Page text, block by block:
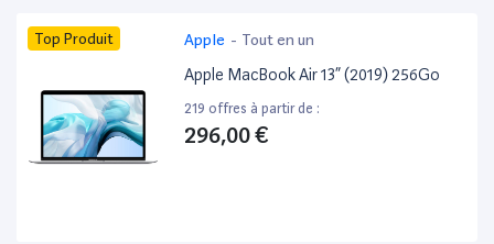
Top Produit Apple - Tout en un
Apple MacBook Air 13” (2019) 256Go
219 offres à partir de :
296,00 €